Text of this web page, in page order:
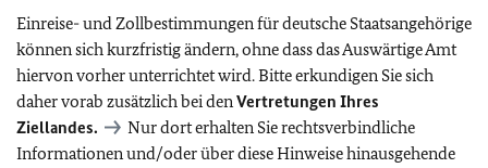
Einreise- und Zollbestimmungen für deutsche Staatsangehörige
können sich kurzfristig ändern, ohne dass das Auswärtige Amt
hiervon vorher unterrichtet wird. Bitte erkundigen Sie sich
daher vorab zusätzlich bei denVertretungen Ihres
Ziellandes.
Nur dort erhalten Sie rechtsverbindliche
Informationen und/oder über diese Hinweise hinausgehende